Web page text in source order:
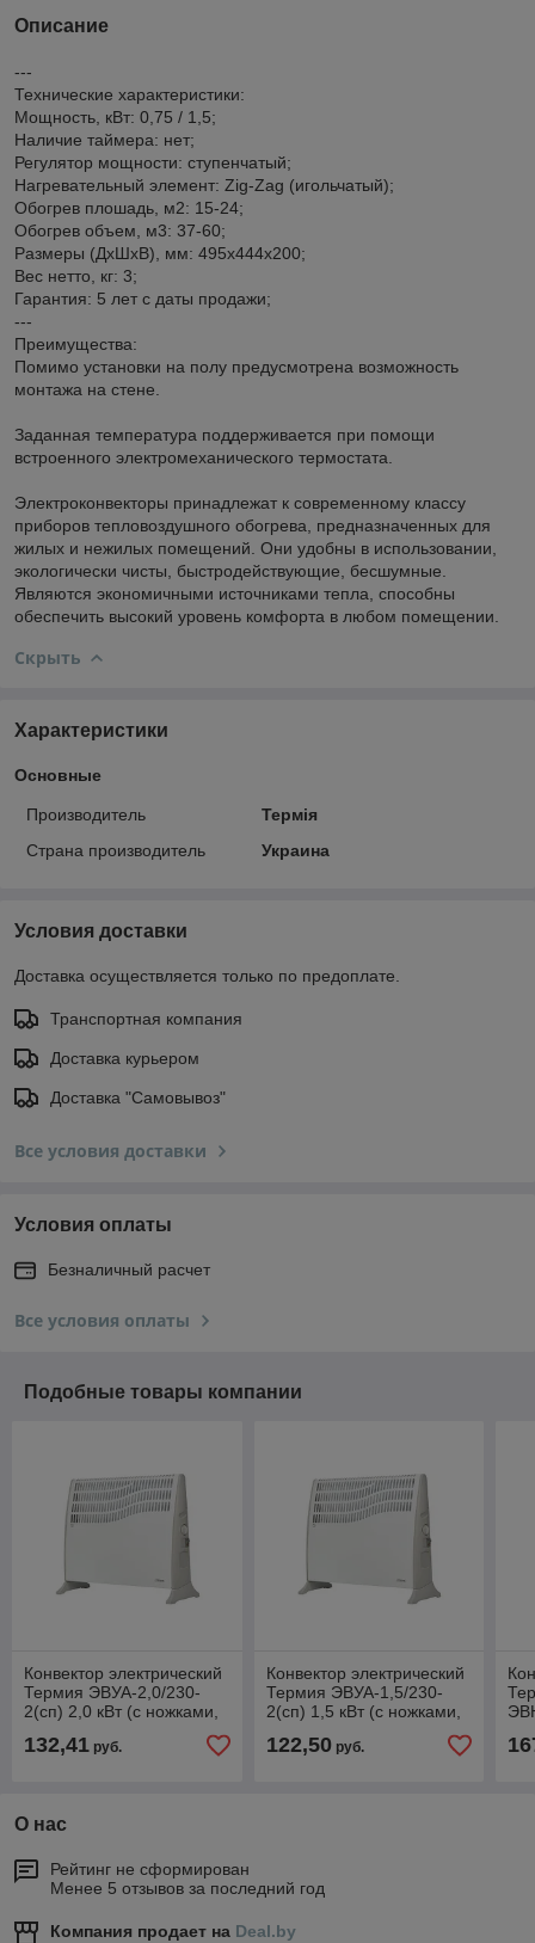
Описание
---
Технические характеристики:
Мощность, кВт: 0,75 / 1,5;
Наличие таймера: нет;
Регулятор мощности: ступенчатый;
Нагревательный элемент: Zig-Zag (игольчатый);
Обогрев плошадь, м2: 15-24;
Обогрев объем, м3: 37-60;
Размеры (ДхШхВ), мм: 495х444х200;
Вес нетто, кг: 3;
Гарантия: 5 лет с даты продажи;
---
Преимущества:
Помимо установки на полу предусмотрена возможность
монтажа на стене.
Заданная температура поддерживается при помощи
встроенного электромеханического термостата.
Электроконвекторы принадлежат к современному классу
приборов тепловоздушного обогрева, предназначенных для
жилых и нежилых помещений. Они удобны в использовании,
экологически чисты, быстродействующие, бесшумные.
Являются экономичными источниками тепла, способны
обеспечить высокий уровень комфорта в любом помещении.
Скрыть
Характеристики
Основные
Производитель
Термія
Страна производитель
Украина
Условия доставки
Доставка осуществляется только по предоплате.
Транспортная компания
Доставка курьером
Доставка "Самовывоз"
Все условия доставки
Условия оплаты
Безналичный расчет
Все условия оплаты
Подобные товары компании
Конвектор электрический
Термия ЭВУА-2,0/230-
2(сп) 2,0 кВт (с ножками,
настенной
132,41 руб.
Конвектор электрический
Термия ЭВУА-1,5/230-
2(сп) 1,5 кВт (с ножками,
настенной
122,50руб.
О нас
Рейтинг не сформирован
Менее 5 отзывов за последний год
Компания продает на Deal.by